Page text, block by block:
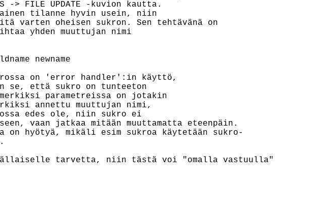
-> FILE UPDATE -kuvion kautta.
tilanne hyvin usein, niin
varten oheisen sukron. Sen tehtävänä on
yhden muuttujan nimi
newname
on 'error handler':in käyttö,
se, että sukro on tunteeton
parametreissa on jotakin
annettu muuttujan nimi,
edes ole, niin sukro ei
vaan jatkaa mitään muuttamatta eteenpäin.
on hyötyä, mikäli esim sukroa käytetään sukro-
tarvetta, niin tästä voi "omalla vastuulla"